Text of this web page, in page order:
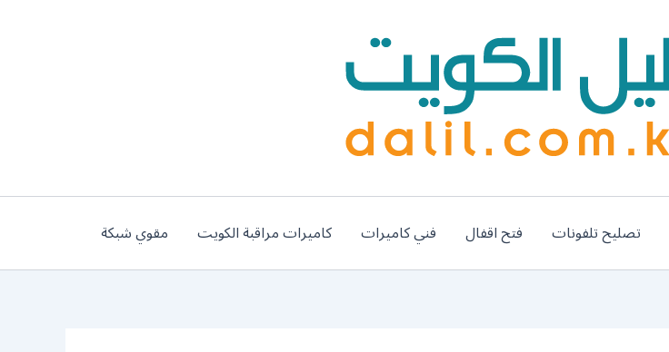
تصليح تلفونات فتح اقفال فني كاميرات كاميرات مراقبة الكويت مقوي شبكة